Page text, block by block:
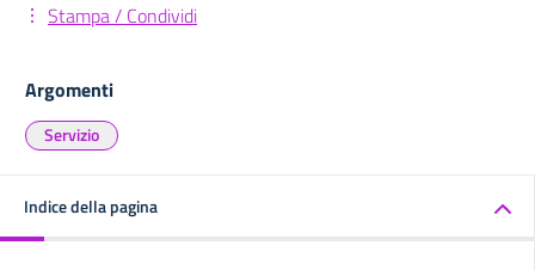
Stampa / Condividi
Argomenti
Servizio
Indice della pagina